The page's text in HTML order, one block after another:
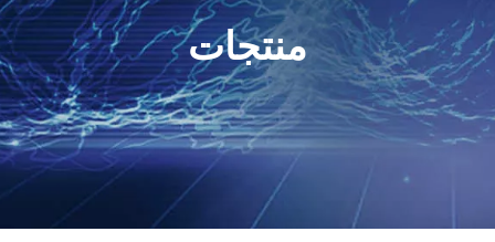
Français
简体中文
English
منتجات